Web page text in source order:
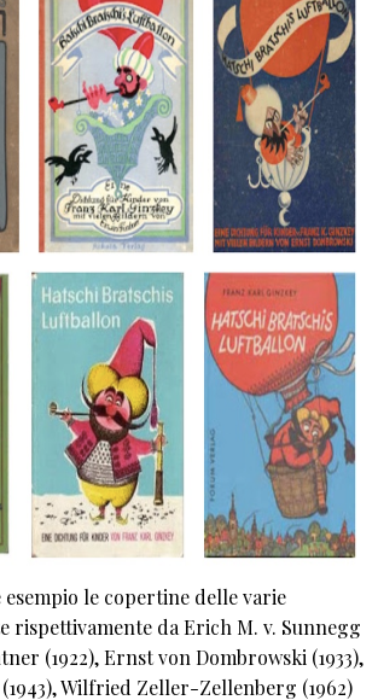
esempio le copertine delle varie
rispettivamente da Erich M. v. Sunnegg
(1922), Ernst von Dombrowski (1933),
Wilfried Zeller-Zellenberg (1962)